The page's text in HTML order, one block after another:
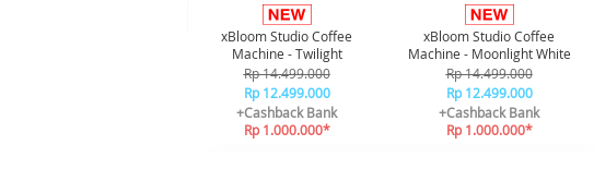
xBloom Studio Coffee
Machine - Twilight
Rp 14.499.000
Rp 12.499.000
+Cashback Bank
Rp 1.000.000*
xBloom Studio Coffee
Machine - Moonlight White
Rp 14.499.000
Rp 12.499.000
+Cashback Bank
Rp 1.000.000*